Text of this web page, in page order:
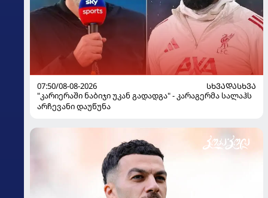
07:50/08-08-2026
ᲡᲮᲕᲐᲓᲐᲡᲮᲕᲐ
"კარიერაში ნაბიჯი უკან გადადგა" - კარაგერმა სალაჰს
არჩევანი დაუწუნა